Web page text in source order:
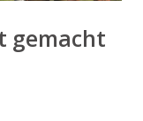
gemacht